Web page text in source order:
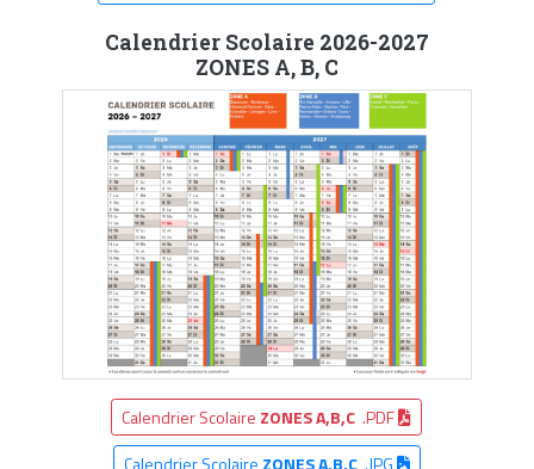
Calendrier Scolaire 2026-2027
ZONES A, B, C
Calendrier Scolaire ZONES A,B,C .PDF
Calendrier Scolaire ZONES A,B,C.JPG